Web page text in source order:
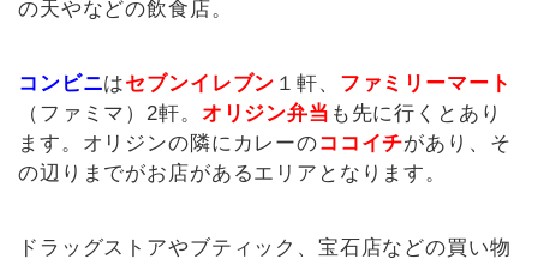
の天やなどの飲食店。
コンビニはセブンイレブン １軒、 ファミリーマート
（ファミマ）2軒。 オリジン弁当 も先に行くとあり
ます。オリジンの隣にカレーのココイチがあり、そ
の辺りまでがお店があるエリアとなります。
ドラッグストアやブティック、宝石店などの買い物